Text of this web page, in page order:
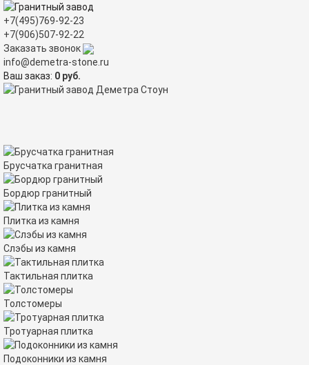
+7(495)769-92-23
+7(906)507-92-22
Заказать звонок
info@demetra-stone.ru
Ваш заказ: 0 руб.
Брусчатка гранитная
Бордюр гранитный
Плитка из камня
Слэбы из камня
Тактильная плитка
Толстомеры
Тротуарная плитка
Подоконники из камня